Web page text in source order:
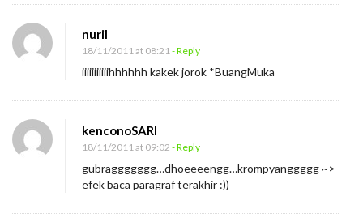
nuril
18/11/2011 at 08:21 - Reply
iiiiiiiiiiihhhhhh kakek jorok *BuangMuka
kenconoSARI
18/11/2011 at 09:02 - Reply
gubraggggggg…dhoeeeengg…krompyanggggg ~>
efek baca paragraf terakhir :))